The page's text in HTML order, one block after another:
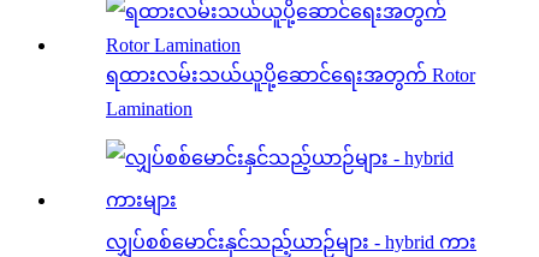
ရထားလမ်းသယ်ယူပို့ဆောင်ရေးအတွက် Rotor
Lamination
လျှပ်စစ်မောင်းနှင်သည့်ယာဉ်များ - hybrid ကား